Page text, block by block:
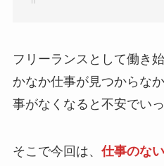
フリーランスとして働き
かなか仕事が見つからな
事がなくなると不安でい
そこで今回は、 仕事のな